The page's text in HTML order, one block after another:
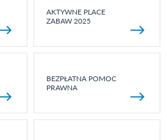
AKTYWNE PLACE
ZABAW 2025
BEZPŁATNA POMOC
PRAWNA